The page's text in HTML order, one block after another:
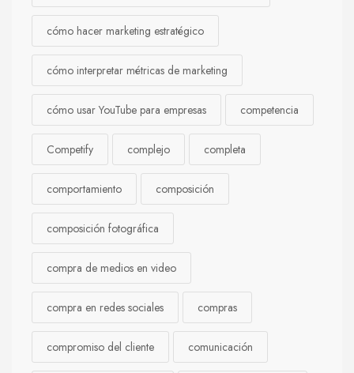
cómo hacer marketing estratégico
cómo interpretar métricas de marketing
cómo usar YouTube para empresas competencia
Competify complejo completa
comportamiento composición
composición fotográfica
compra de medios en video
compra en redes sociales compras
compromiso del cliente comunicación